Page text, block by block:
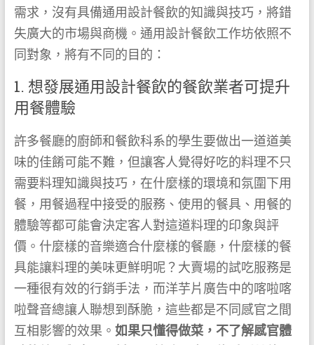
需求，沒有具備通用設計餐飲的知識與技巧，將錯
失廣大的市場與商機。通用設計餐飲工作坊依照不
同對象，將有不同的目的：
1. 想發展通用設計餐飲的餐飲業者可提升
用餐體驗
許多餐廳的廚師和餐飲科系的學生要做出一道道美
味的佳餚可能不難，但讓客人覺得好吃的料理不只
需要料理知識與技巧，在什麼樣的環境和氛圍下用
餐，用餐過程中接受的服務、使用的餐具、用餐的
體驗等都可能會決定客人對這道料理的印象與評
價。什麼樣的音樂適合什麼樣的餐廳，什麼樣的餐
具能讓料理的美味更鮮明呢？大賣場的試吃服務是
一種很有效的行銷手法，而洋芋片廣告中的喀啦喀
啦聲音總讓人聯想到酥脆，這些都是不同感官之間
互相影響的效果。 如果只懂得做菜，不了解感官體